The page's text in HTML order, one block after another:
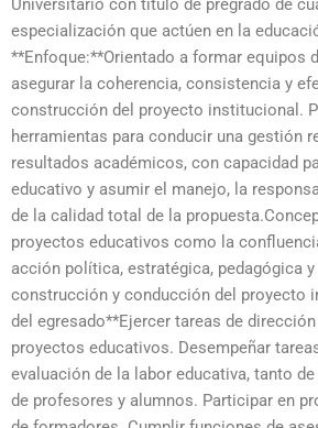
Universitario con título de pregrado de
especialización que actúen en la
**Enfoque:**Orientado a formar equipos
asegurar la coherencia, consistencia y
construcción del proyecto institucional.
herramientas para conducir una gestión
resultados académicos, con capacidad
educativo y asumir el manejo, la
de la calidad total de la
proyectos educativos como la
acción política, estratégica, pedagógica
construcción y conducción del proyecto
del egresado**Ejercer tareas de
proyectos educativos. Desempeñar
evaluación de la labor educativa, tanto
de profesores y alumnos. Participar en